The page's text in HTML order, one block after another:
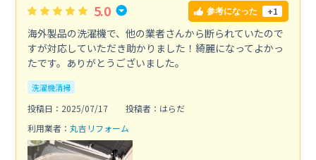
5.0 参考になった +1
海外製品の洗濯機で、他の業者さんから断られていたので
すが対応していただき助かりました！綺麗になってよかっ
たです。ありがとうございました。
洗濯機清掃
投稿日：2025/07/17
投稿者：はらだ
利用業者： 丸吉リフォーム